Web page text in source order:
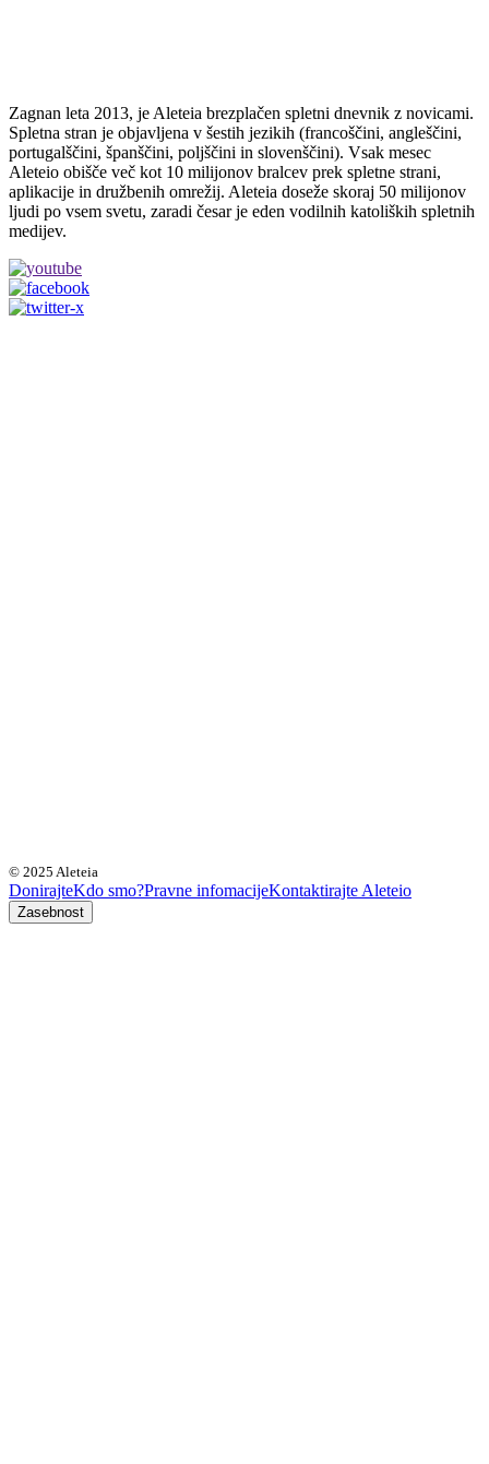
Zagnan leta 2013, je Aleteia brezplačen spletni dnevnik z novicami.
Spletna stran je objavljena v šestih jezikih (francoščini, angleščini,
portugalščini, španščini, poljščini in slovenščini). Vsak mesec
Aleteio obišče več kot 10 milijonov bralcev prek spletne strani,
aplikacije in družbenih omrežij. Aleteia doseže skoraj 50 milijonov
ljudi po vsem svetu, zaradi česar je eden vodilnih katoliških spletnih
medijev.
© 2025 Aleteia
DonirajteKdo smo?Pravne infomacijeKontaktirajte Aleteio
Zasebnost